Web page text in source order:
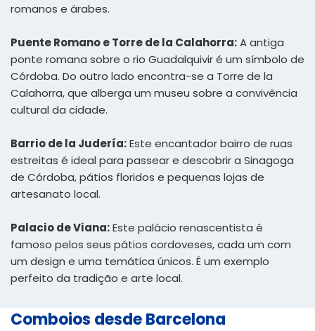
romanos e árabes.
Puente Romano e Torre de la Calahorra:A antiga
ponte romana sobre o rio Guadalquivir é um símbolo de
Córdoba. Do outro lado encontra-se a Torre de la
Calahorra, que alberga um museu sobre a convivência
cultural da cidade.
Barrio de la Judería:Este encantador bairro de ruas
estreitas é ideal para passear e descobrir a Sinagoga
de Córdoba, pátios floridos e pequenas lojas de
artesanato local.
Palacio de Viana:Este palácio renascentista é
famoso pelos seus pátios cordoveses, cada um com
um design e uma temática únicos. É um exemplo
perfeito da tradição e arte local.
Comboios desde Barcelona